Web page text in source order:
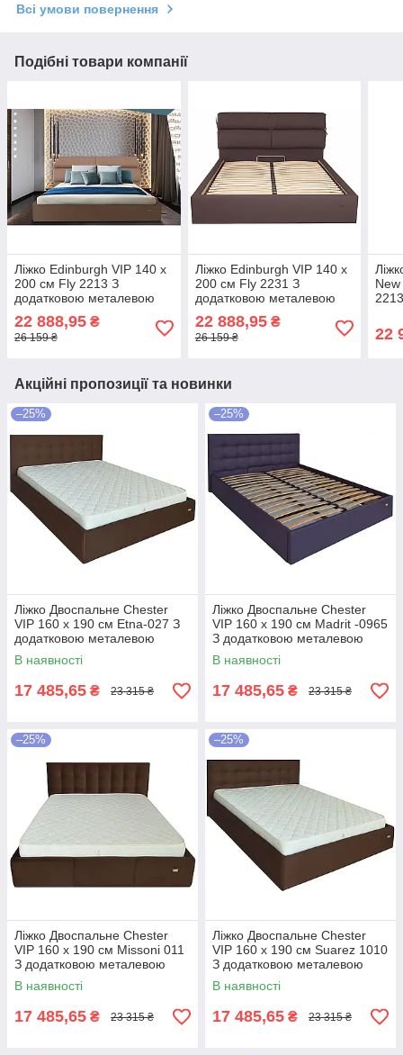
Всі умови повернення
Подібні товари компанії
Ліжко Edinburgh VIP 140 х
200 см Fly 2213 З
додатковою металевою
цільнозварною рамою
Світло-коричневий
22 888,95 ₴
26 159 ₴
Ліжко Edinburgh VIP 140 х
200 см Fly 2231 З
додатковою металевою
цільнозварною рамою
Темно-коричневий
22 888,95₴
26 159 ₴ 22
Акційні пропозиції та новинки
–25%
Ліжко Двоспальне Chester
VIP 160 х 190 см Etna-027 З
додатковою металевою
цільнозварною рамою
Коричневий
В наявності
17 485,65 ₴ 23 315 ₴
–25%
Ліжко Двоспальне Chester
VIP 160 х 190 см Madrit -0965
З додатковою металевою
цільнозварною рамою
Фіолетовий
В наявності
17 485,65 ₴ 23 315 ₴
–25%
Ліжко Двоспальне Chester
VIP 160 х 190 см Missoni 011
З додатковою металевою
цільнозварною рамою
Темно-коричневий
В наявності
17 485,65 ₴ 23 315 ₴
–25%
Ліжко Двоспальне Chester
VIP 160 х 190 см Suarez 1010
З додатковою металевою
цільнозварною рамою
Коричневий
В наявності
17 485,65 ₴ 23 315 ₴